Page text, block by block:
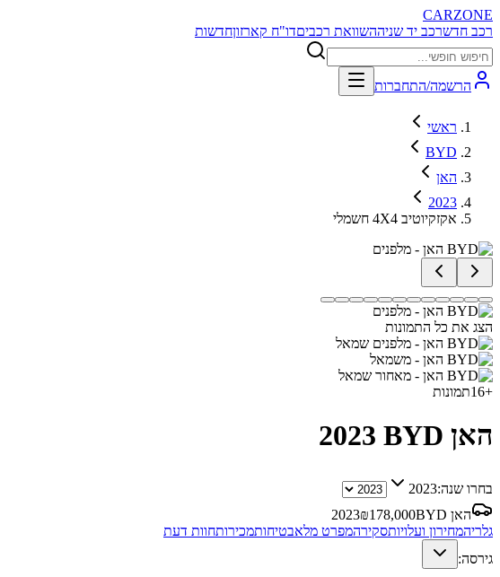
CARZONE
רכב חדשרכב יד שניההשוואת רכביםדו"ח קארזוןחדשות
הרשמה/התחברות
ראשי
BYD
האן
2023
אקזקיוטיב 4X4 חשמלי
הצג את כל התמונות
+
16תמונות
BYD האן 2023
בחרו שנה:2023
BYD האן
2023₪178,000
גלריהמחירון ועלויותסקירהמפרט מלאבטיחותמכירותחוות דעת
גירסה: